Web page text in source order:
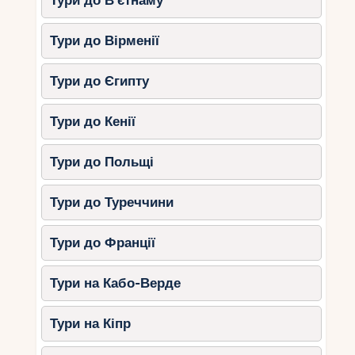
–який бюджет, від недорогих таверн
до розкішних курортів.
Культура:Критська культура і кухня
додадуть вашому торжеству
особливого колориту.
Популярні локації на Криті
Ханья:Це мальовниче місто на
заході Криту відоме своєю
венеціанською гаванню. Тут можна
влаштувати весілля на набережній чи
Ретимно:
– ідеальне місце для романтичної
церемонії.
Елафонісі пляж:
найкрасивіших пляжів Криту з
Тури до Вірменії
Тури до Єгипту
Тури до Кенії
Тури до Польщі
Тури до Туреччини
Тури до Франції
Тури на Кабо-Верде
Тури на Кіпр